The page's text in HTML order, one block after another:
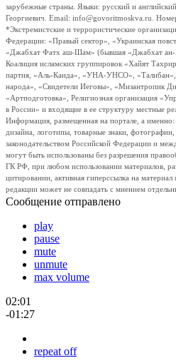
зарубежные страны. Языки: русский и
Георгиевич. Email: info@govoritmoskva.ru.
*Экстремистские и террористические
Федерации: «Правый сектор», «Украинская
«Джабхат Фатх аш-Шам» (бывшая «Джабхат ан-
Коалиция исламских группировок «Хайят
партия, «Аль-Каида», «УНА-УНСО», «Талибан»,
народа», «Свидетели Иеговы», «Мизантропик
«Артподготовка», Религиозная организация
в России» и входящие в ее структуру местные
Информация, размещенная на портале, а именно:
дизайна, логотипы, товарные знаки,
законодательством Российской Федерации и
могут быть использованы без разрешения
ГК РФ, при любом использовании материалов,
цитировании, активная гиперссылка на материал
редакции может не совпадать с мнением
Сообщение отправлено
play
pause
mute
unmute
max volume
02:01
-01:27
repeat off